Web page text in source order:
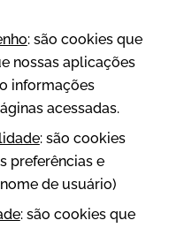
: são cookies que
nossas aplicações
informações
acessadas.
: são cookies
preferências e
de usuário)
: são cookies que